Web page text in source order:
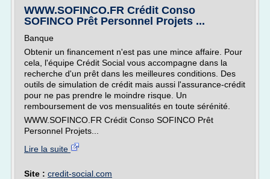
WWW.SOFINCO.FR Crédit Conso
SOFINCO Prêt Personnel Projets ...
Banque
Obtenir un financement n'est pas une mince affaire. Pour
cela, l'équipe Crédit Social vous accompagne dans la
recherche d'un prêt dans les meilleures conditions. Des
outils de simulation de crédit mais aussi l'assurance-crédit
pour ne pas prendre le moindre risque. Un
remboursement de vos mensualités en toute sérénité.
WWW.SOFINCO.FR Crédit Conso SOFINCO Prêt
Personnel Projets...
Lire la suite
Site : credit-social.com